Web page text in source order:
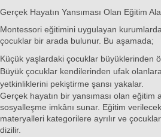
Gerçek Hayatın Yansıması Olan Eğitim
Montessori eğitimini uygulayan
çocuklar bir arada bulunur. Bu aşamada;
Küçük yaşlardaki çocuklar büyüklerinden
Büyük çocuklar kendilerinden ufak
yetkinliklerini pekiştirme şansı yakalar.
Gerçek hayatın bir yansıması olan eğitim
sosyalleşme imkânı sunar. Eğitim verilecek
materyalleri kategorilere ayrılır ve
dizilir.